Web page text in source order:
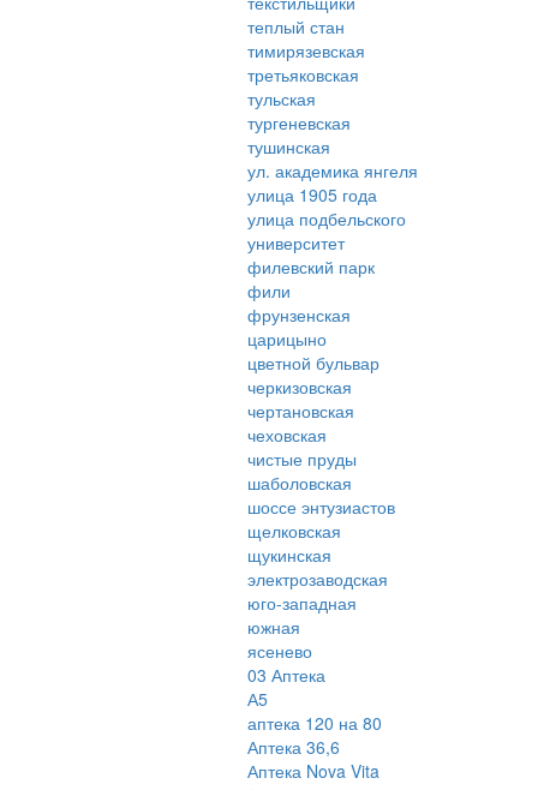
теплый стан
тимирязевская
третьяковская
тульская
тургеневская
тушинская
ул. академика янгеля
улица 1905 года
улица подбельского
университет
филевский парк
фили
фрунзенская
царицыно
цветной бульвар
черкизовская
чертановская
чеховская
чистые пруды
шаболовская
шоссе энтузиастов
щелковская
щукинская
электрозаводская
юго-западная
южная
ясенево
03 Аптека
А5
аптека 120 на 80
Аптека 36,6
Аптека Nova Vita